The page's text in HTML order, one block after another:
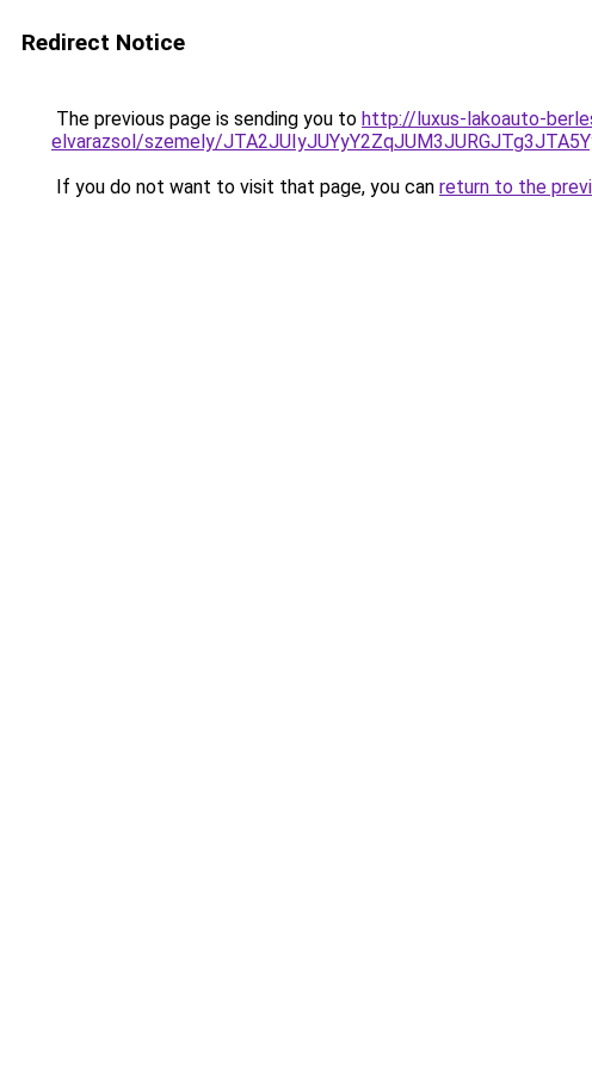
Redirect Notice
The previous page is sending you to http://luxus-lakoauto-
elvarazsol/szemely/
If you do not want to visit that page, you can return to the